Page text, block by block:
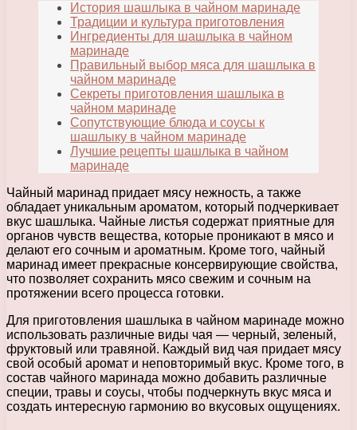
История шашлыка в чайном маринаде
Традиции и культура приготовления
Ингредиенты для шашлыка в чайном
маринаде
Правильный выбор мяса для шашлыка в
чайном маринаде
Секреты приготовления шашлыка в
чайном маринаде
Сопутствующие блюда и соусы к
шашлыку в чайном маринаде
Лучшие рецепты шашлыка в чайном
маринаде
Чайный маринад придает мясу нежность, а также
обладает уникальным ароматом, который подчеркивает
вкус шашлыка. Чайные листья содержат приятные для
органов чувств вещества, которые проникают в мясо и
делают его сочным и ароматным. Кроме того, чайный
маринад имеет прекрасные консервирующие свойства,
что позволяет сохранить мясо свежим и сочным на
протяжении всего процесса готовки.
Для приготовления шашлыка в чайном маринаде можно
использовать различные виды чая — черный, зеленый,
фруктовый или травяной. Каждый вид чая придает мясу
свой особый аромат и неповторимый вкус. Кроме того, в
состав чайного маринада можно добавить различные
специи, травы и соусы, чтобы подчеркнуть вкус мяса и
создать интересную гармонию во вкусовых ощущениях.